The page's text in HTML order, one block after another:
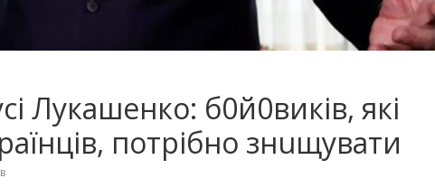
Лукашенко: б0й0виків, які
потрібно знuщyвaти